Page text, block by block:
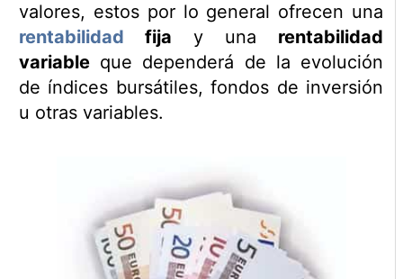
valores, estos por lo general ofrecen una
rentabilidad fija y una rentabilidad
variableque dependerá de la evolución
de índices bursátiles, fondos de inversión
u otras variables.